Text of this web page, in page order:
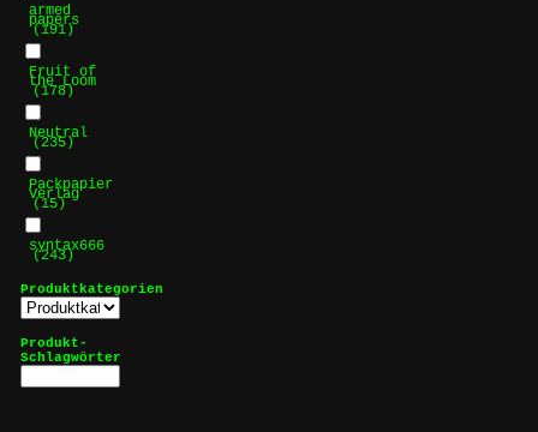
armed
papers
(191)
Fruit of
the Loom
(178)
Neutral
(235)
Packpapier
Verlag
(15)
syntax666
(243)
Produktkategorien
Produkt-
Schlagwörter